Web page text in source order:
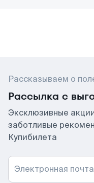
Рассказываем о
Рассылка с
Эксклюзивные
заботливые
Купибилета
Электронная почта